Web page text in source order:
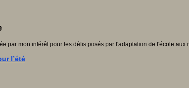
par mon intérêt pour les défis posés par l'adaptation de l'école
l’été